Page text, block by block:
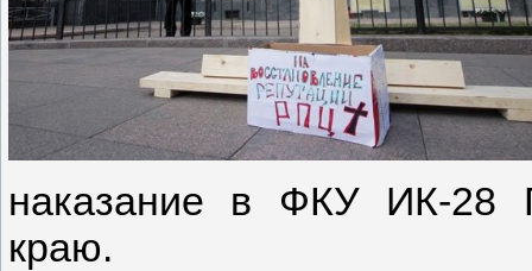
наказание в ФКУ ИК-28
краю.